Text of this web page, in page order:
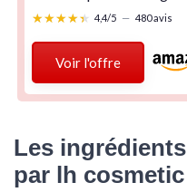
★★★★★
★★★★★ 4,4/5 — 480 avis
Voir l'offre
Les
par lh cosmetic